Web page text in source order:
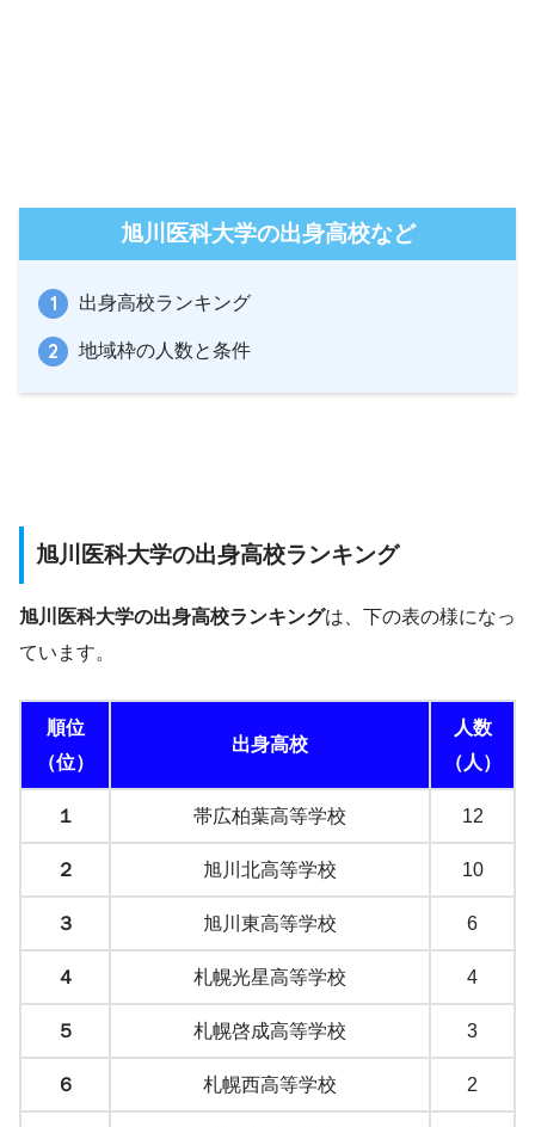
旭川医科大学の出身高校など
出身高校ランキング
地域枠の人数と条件
旭川医科大学の出身高校ランキング
旭川医科大学の出身高校ランキングは、下の表の様になっ
ています。
順位
（位）
出身高校
人数
（人）
１ 帯広柏葉高等学校 12
２ 旭川北高等学校 10
３ 旭川東高等学校 6
４ 札幌光星高等学校 4
５ 札幌啓成高等学校 3
６ 札幌西高等学校 2